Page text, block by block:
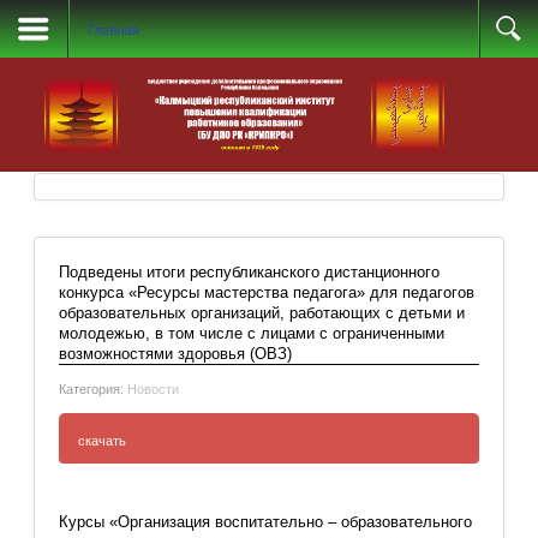
Главная
Подведены итоги республиканского дистанционного
конкурса «Ресурсы мастерства педагога» для педагогов
образовательных организаций, работающих с детьми и
молодежью, в том числе с лицами с ограниченными
возможностями здоровья (ОВЗ)
Категория: Новости
скачать
Курсы «Организация воспитательно – образовательного